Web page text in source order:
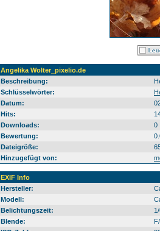
Angelika Wolter_pixelio.de
Beschreibung:
Schlüsselwörter:
Datum:
Hits:
Downloads:
0
Bewertung:
Dateigröße:
Hinzugefügt von:
EXIF Info
Hersteller:
Modell:
Belichtungszeit:
Blende: